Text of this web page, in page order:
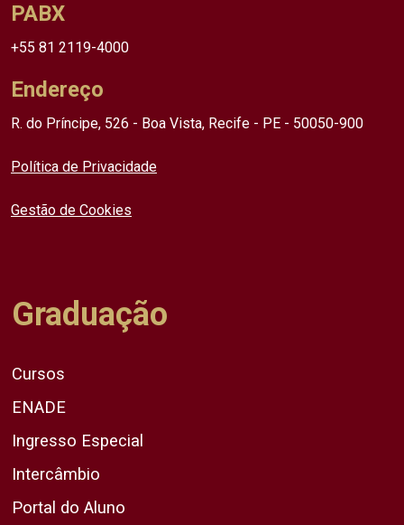
PABX
+55 81 2119-4000
Endereço
R. do Príncipe, 526 - Boa Vista, Recife - PE - 50050-900
Política de Privacidade
Gestão de Cookies
Graduação
Cursos
ENADE
Ingresso Especial
Intercâmbio
Portal do Aluno